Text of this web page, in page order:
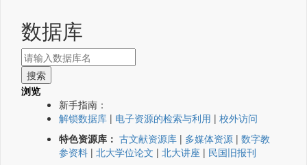
数据库
浏览
新手指南：
解锁数据库 | 电子资源的检索与利用 | 校外访问
特色资源库： 古文献资源库 | 多媒体资源 | 数字教
参资料 | 北大学位论文 | 北大讲座 | 民国旧报刊